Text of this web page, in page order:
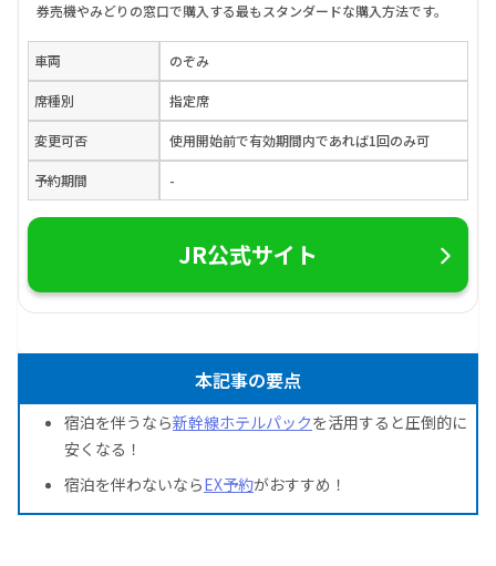
券売機やみどりの窓口で購入する最もスタンダードな購入方法です。
車両 のぞみ
席種別 指定席
変更可否 使用開始前で有効期間内であれば1回のみ可
予約期間 -
JR公式サイト
本記事の要点
宿泊を伴うなら新幹線ホテルパックを活用すると圧倒的に
安くなる！
宿泊を伴わないならEX予約がおすすめ！